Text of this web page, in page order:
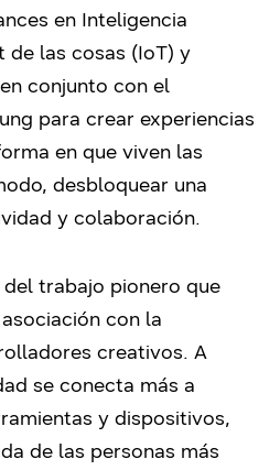
en Inteligencia
de las cosas (IoT) y
conjunto con el
para crear experiencias
en que viven las
desbloquear una
y colaboración.
trabajo pionero que
con la
creativos. A
se conecta más a
y dispositivos,
de las personas más